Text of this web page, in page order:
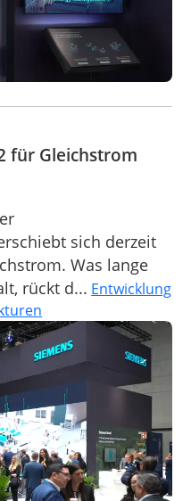
für Gleichstrom
sich derzeit
Was lange
rückt d... Entwicklung